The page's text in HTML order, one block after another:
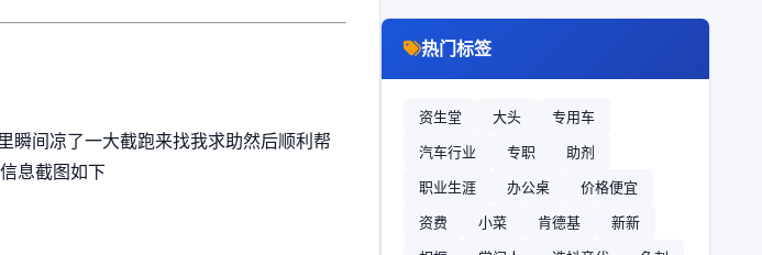
瞬间凉了一大截跑来找我求助然后顺利帮
息截图如下
热门标签
资生堂 大头
专用车
汽车行业
专职
助剂
职业生涯
办公桌
价格便宜
资费
小菜 肯德基
新新